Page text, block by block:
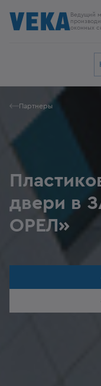
Ведущий
оконных
Партнеры
двери в
ОРЕЛ»